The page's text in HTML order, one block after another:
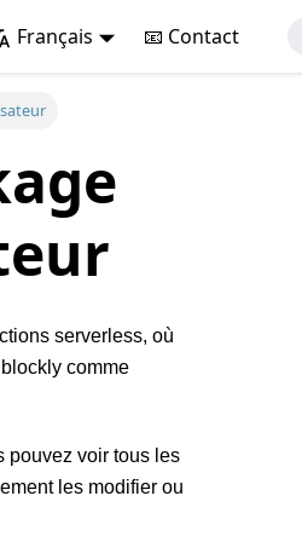
Français 📧 Contact
serverless, où
comme
pouvez voir tous les
les modifier ou